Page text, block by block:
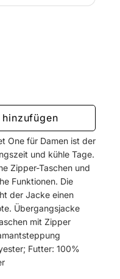
hinzufügen
One für Damen ist der
und kühle Tage.
Zipper-Taschen und
Funktionen. Die
der Jacke einen
Übergangsjacke
mit Zipper
Futter: 100%